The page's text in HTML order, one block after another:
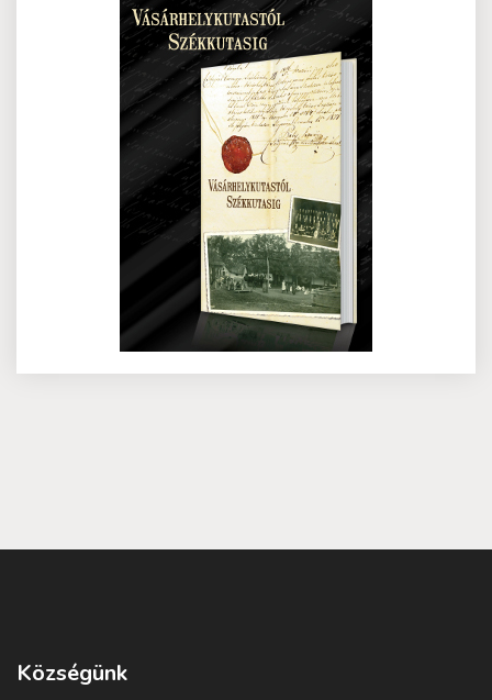
Községünk